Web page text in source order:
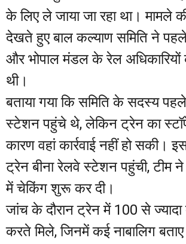
के लिए ले जाया जा रहा था। मामले
देखते हुए बाल कल्याण समिति ने
और भोपाल मंडल के रेल अधिकारियों
थी।
बताया गया कि समिति के सदस्य
स्टेशन पहुंचे थे, लेकिन ट्रेन का
कारण वहां कार्रवाई नहीं हो सकी।
ट्रेन बीना रेलवे स्टेशन पहुंची, टीम
में चेकिंग शुरू कर दी।
जांच के दौरान ट्रेन में 100 से
करते मिले, जिनमें कई नाबालिग